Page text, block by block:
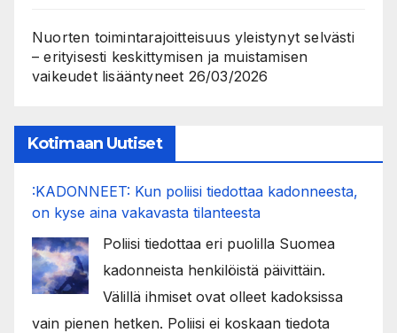
Nuorten toimintarajoitteisuus yleistynyt selvästi
– erityisesti keskittymisen ja muistamisen
vaikeudet lisääntyneet 26/03/2026
Kotimaan Uutiset
:KADONNEET: Kun poliisi tiedottaa kadonneesta,
on kyse aina vakavasta tilanteesta
Poliisi tiedottaa eri puolilla Suomea
kadonneista henkilöistä päivittäin.
Välillä ihmiset ovat olleet kadoksissa
vain pienen hetken. Poliisi ei koskaan tiedota